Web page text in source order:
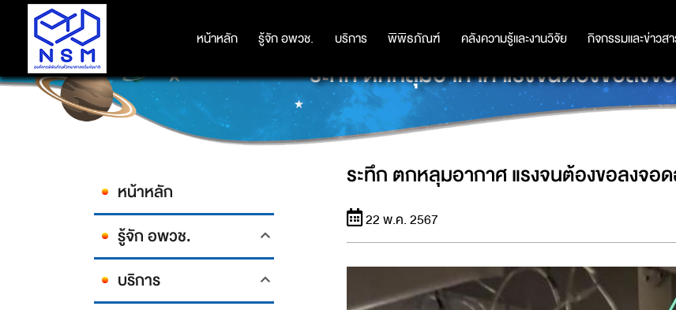
หน้าหลัก รู้จัก อพวช. บริการ พิพิธภัณฑ์ คลังความรู้และงานวิจัย กิจกรรมและข่าวส
หน้าหลัก รู้จัก อพวช. บริการ พิพิธภัณฑ์ คลังความรู้และงานวิจัย กิจกรรมและข่าวส
ระทึก ตกหลุมอากาศ แรงจนต้องขอลงจ
หน้าหลัก
รู้จัก อพวช.
บริการ
ระทึก ตกหลุมอากาศ แรงจนต้องขอลงจอ
22 พ.ค. 2567